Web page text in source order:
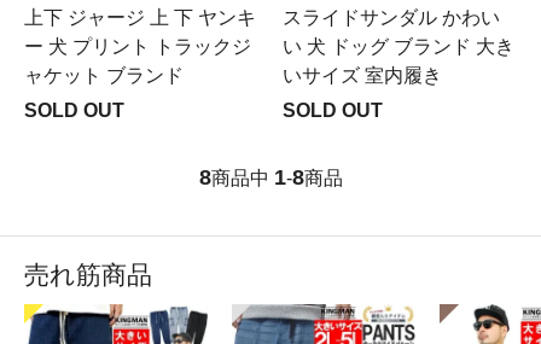
上下 ジャージ 上 下 ヤンキ
ー 犬 プリント トラックジ
ャケット ブランド
SOLD OUT
スライドサンダル かわい
い 犬 ドッグ ブランド 大き
いサイズ 室内履き
SOLD OUT
8商品中 1-8商品
売れ筋商品